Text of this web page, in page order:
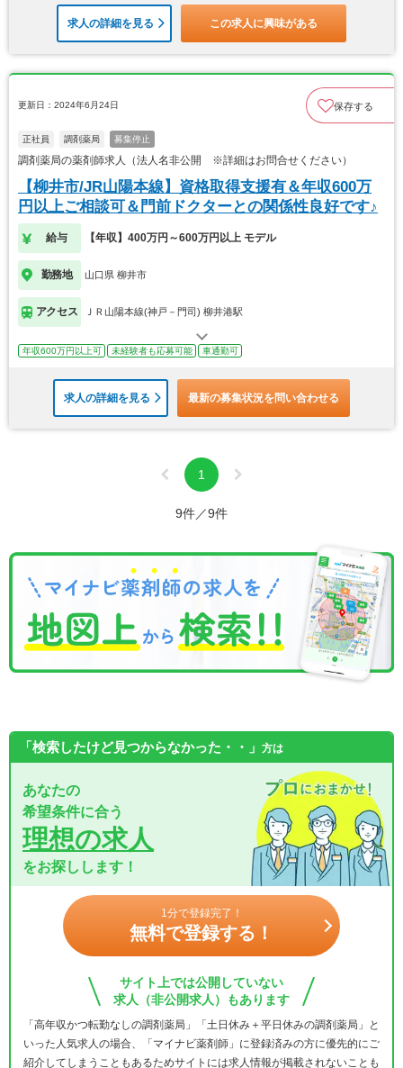
求人の詳細を見る この求人に興味がある
更新日：2024年6月24日 保存する
正社員 調剤薬局 募集停止
調剤薬局の薬剤師求人（法人名非公開 ※詳細はお問合せください）
【柳井市/JR山陽本線】資格取得支援有＆年収600万
円以上ご相談可＆門前ドクターとの関係性良好です♪
給与 【年収】400万円～600万円以上 モデル
勤務地 山口県 柳井市
アクセス ＪＲ山陽本線(神戸－門司) 柳井港駅
年収600万円以上可 未経験者も応募可能 車通勤可
求人の詳細を見る 最新の募集状況を問い合わせる
1
9件／9件
「検索したけど見つからなかった・・」 方は
あなたの
希望条件に合う
理想の求人
をお探しします！
1分で登録完了！
無料で登録する！
サイト上では公開していない
求人（非公開求人）もあります
「高年収かつ転勤なしの調剤薬局」「土日休み＋平日休みの調剤薬局」と
いった人気求人の場合、「マイナビ薬剤師」に登録済みの方に優先的にご
紹介してしまうこともあるためサイトには求人情報が掲載されないことも